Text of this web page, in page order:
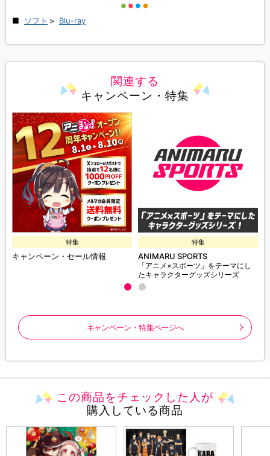
ソフト > Blu-ray
関連する
キャンペーン・特集
特集
キャンペーン・セール情報
特集
ANIMARU SPORTS
「アニメ×スポーツ」をテーマにし
たキャラクターグッズシリーズ
キャンペーン・特集ページへ
この商品をチェックした人が
購入している商品